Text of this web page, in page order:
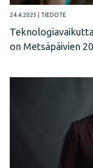
24.4.2025 TIEDOTE
on Metsäpäivien